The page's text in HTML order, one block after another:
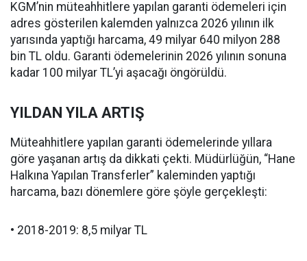
KGM’nin müteahhitlere yapılan garanti ödemeleri için
adres gösterilen kalemden yalnızca 2026 yılının ilk
yarısında yaptığı harcama, 49 milyar 640 milyon 288
bin TL oldu. Garanti ödemelerinin 2026 yılının sonuna
kadar 100 milyar TL’yi aşacağı öngörüldü.
YILDAN YILA ARTIŞ
Müteahhitlere yapılan garanti ödemelerinde yıllara
göre yaşanan artış da dikkati çekti. Müdürlüğün, “Hane
Halkına Yapılan Transferler” kaleminden yaptığı
harcama, bazı dönemlere göre şöyle gerçekleşti:
• 2018-2019: 8,5 milyar TL